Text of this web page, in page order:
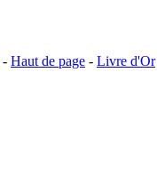
- Haut de page - Livre d'Or